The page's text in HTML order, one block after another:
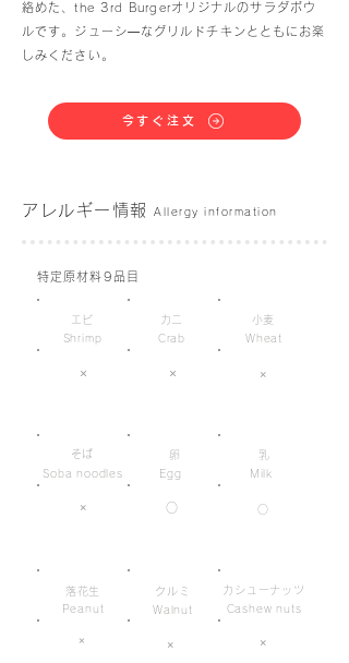
絡めた、the 3rd Burgerオリジナルのサラダボウ
ルです。ジューシ―なグリルドチキンとともにお楽
しみください。
今すぐ注文
アレルギー情報 Allergy information
特定原材料9品目
Shrimp
×
カニ
Crab
×
小麦
Wheat
×
エビ
そば
Soba noodles
×
Egg
○
Milk
○
卵 乳
Peanut
落花生
×
クルミ
Walnut
×
Cashew nuts
カシューナッツ
×